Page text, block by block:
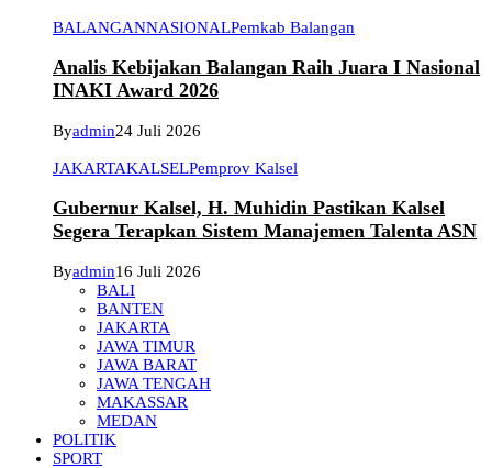
BALANGANNASIONALPemkab Balangan
Analis Kebijakan Balangan Raih Juara I Nasional
INAKI Award 2026
Byadmin24 Juli 2026
JAKARTAKALSELPemprov Kalsel
Gubernur Kalsel, H. Muhidin Pastikan Kalsel
Segera Terapkan Sistem Manajemen Talenta ASN
Byadmin16 Juli 2026
BALI
BANTEN
JAKARTA
JAWA TIMUR
JAWA BARAT
JAWA TENGAH
MAKASSAR
MEDAN
POLITIK
SPORT